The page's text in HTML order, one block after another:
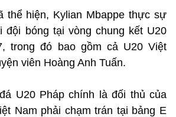
thể hiện, Kylian Mbappe thực sự
đội bóng tại vòng chung kết U20
trong đó bao gồm cả U20 Việt
viên Hoàng Anh Tuấn.
U20 Pháp chính là đối thủ của
Nam phải chạm trán tại bảng E